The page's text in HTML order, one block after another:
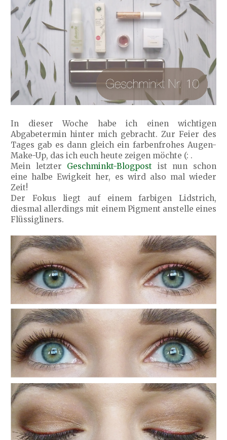
In dieser Woche habe ich einen wichtigen
Abgabetermin hinter mich gebracht. Zur Feier des
Tages gab es dann gleich ein farbenfrohes Augen-
Make-Up, das ich euch heute zeigen möchte (: .
Mein letzter Geschminkt-Blogpost ist nun schon
eine halbe Ewigkeit her, es wird also mal wieder
Zeit!
Der Fokus liegt auf einem farbigen Lidstrich,
diesmal allerdings mit einem Pigment anstelle eines
Flüssigliners.